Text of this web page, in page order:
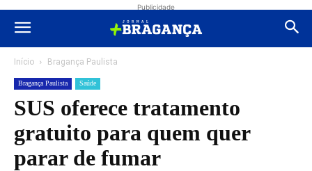
Publicidade
Início Bragança Paulista
Bragança Paulista Saúde
SUS oferece tratamento
gratuito para quem quer
parar de fumar